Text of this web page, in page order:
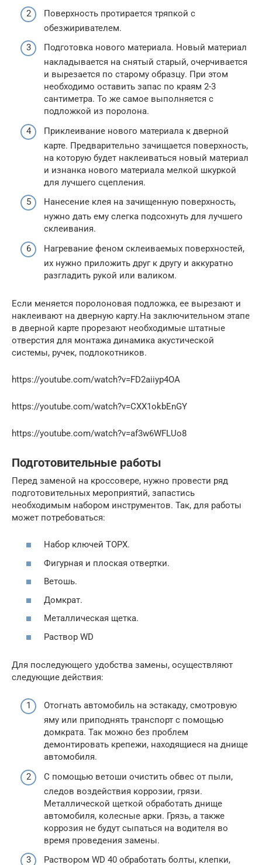
Поверхность протирается тряпкой с
обезжиривателем.
Подготовка нового материала. Новый материал
накладывается на снятый старый, очерчивается
и вырезается по старому образцу. При этом
необходимо оставить запас по краям 2-3
сантиметра. То же самое выполняется с
подложкой из поролона.
Приклеивание нового материала к дверной
карте. Предварительно зачищается поверхность,
на которую будет наклеиваться новый материал
и изнанка нового материала мелкой шкуркой
для лучшего сцепления.
Нанесение клея на зачищенную поверхность,
нужно дать ему слегка подсохнуть для лучшего
склеивания.
Нагревание феном склеиваемых поверхностей,
их нужно приложить друг к другу и аккуратно
разгладить рукой или валиком.
Если меняется поролоновая подложка, ее вырезают и
наклеивают на дверную карту.На заключительном этапе
в дверной карте прорезают необходимые штатные
отверстия для монтажа динамика акустической
системы, ручек, подлокотников.
https://youtube.com/watch?v=FD2aiiyp4OA
https://youtube.com/watch?v=CXX1okbEnGY
https://youtube.com/watch?v=af3w6WFLUo8
Подготовительные работы
Перед заменой на кроссовере, нужно провести ряд
подготовительных мероприятий, запастись
необходимым набором инструментов. Так, для работы
может потребоваться:
Набор ключей TOPX.
Фигурная и плоская отвертки.
Ветошь.
Домкрат.
Металлическая щетка.
Раствор WD
Для последующего удобства замены, осуществляют
следующие действия:
Отогнать автомобиль на эстакаду, смотровую
яму или приподнять транспорт с помощью
домкрата. Так можно без проблем
демонтировать крепежи, находящиеся на днище
автомобиля.
С помощью ветоши очистить обвес от пыли,
следов воздействия коррозии, грязи.
Металлической щеткой обработать днище
автомобиля, колесные арки. Грязь, а также
коррозия не будут сыпаться на водителя во
время проведения замены.
Раствором WD 40 обработать болты, клепки,